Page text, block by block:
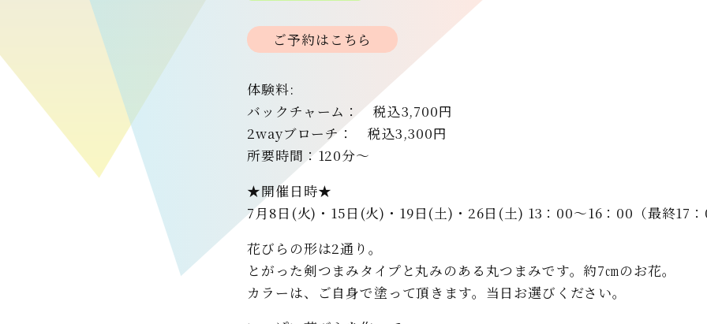
ご予約はこちら
体験料:
バックチャーム： 税込3,700円
2wayブローチ： 税込3,300円
所要時間：120分～
★開催日時★
7月8日(火)・15日(火)・19日(土)・26日(土) 13：00～16：00（最終17
花びらの形は2通り。
とがった剣つまみタイプと丸みのある丸つまみです。約7㎝のお花。
カラーは、ご自身で塗って頂きます。当日お選びください。